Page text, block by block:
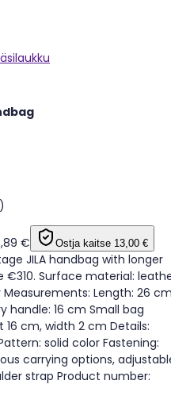
JILA handbag with longer
€310. Surface material:
Length: 26
handle: 16 cm Small bag
cm, width 2 cm Details:
solid color Fastening:
carrying options,
strap Product number:
€ Ostja kaitse 13,00 €